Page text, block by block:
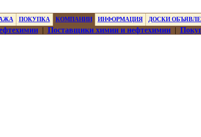
ПОКУПКА КОМПАНИИ ИНФОРМАЦИЯ ДОСКИ
| Поставщики химии и нефтехимии|